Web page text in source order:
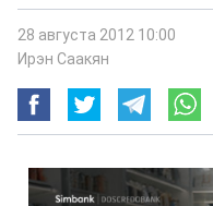
28 августа 2012 10:00
Ирэн Саакян